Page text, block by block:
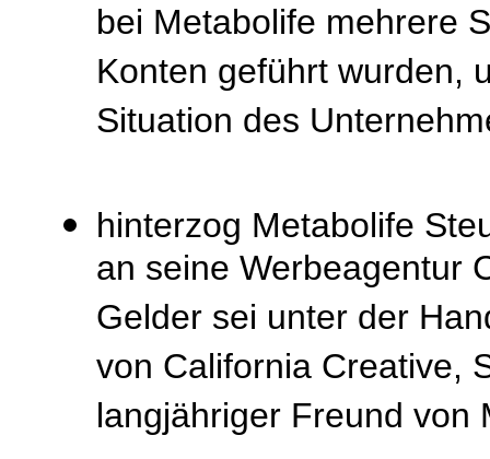
bei Metabolife mehrere
Konten geführt wurden,
Situation des
hinterzog Metabolife
an seine Werbeagentur
Gelder sei unter der
von California Creative,
langjähriger Freund von